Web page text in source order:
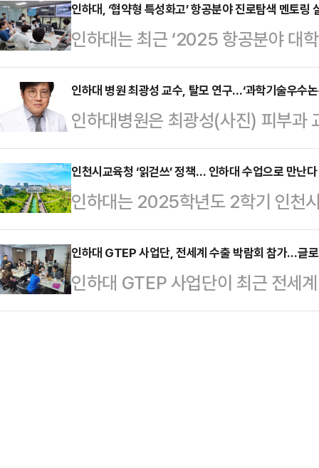
은 지난 17일 바쿠 시내 호텔에서
의 학위를 동시에 받았다.지난
수 학위 프로그램은 3년간 바쿠공
점을 이수한 바쿠공대 학생이 양교
다.졸업식에는 조명우 인하대 총장
이사예프 아제르바이잔 …
인하대, ‘협약형 특성화고’ 항공분야 진로탐색 멘토링
인하대는 최근 ‘2025 항공분야 대
혔다.이번 멘토링 프로그램은 협약
다.협약형 특성화고는 지자체, 교
해 지역과 국가가 필요로 하는 산업
교육 모델이다.인하대는 지난해 3
로 항공우주융합캠퍼스에서 멘토
소년 진로지원센터는 정석항공과
생 멘토와 함께 항공우주공학…
인하대 병원 최광성 교수, 탈모 연구…‘과학기술우수논
인하대병원은 최광성(사진) 피부과
과학기술우수논문상’을 수상했다
가 전년도에 발표된 국내 논문을 심
수여하는 이 상은 이학, 공학, 농수
인 연구 성과를 낸 과학기술인에게
과학회 영문저널 2023년 2월 호
Psychosocial Impact on
인천시교육청 ‘읽걷쓰’ 정책… 인하대 수업으로 만난다
인하대는 2025학년도 2학기 인천
로 한 강의를 개설·운영 한다고 15
이 주도해 온 대표적인 교육 정책
해 2022년 “글 쓰는 인천”을 거쳐
읽기는 ‘앎의 확장과 지식 습득’, 걷
인하대 GTEP 사업단, 전세계 수출 박람회 참가…글
인하대 GTEP 사업단이 최근 전세
을 선보여 눈길을 끈다.이 사업단은